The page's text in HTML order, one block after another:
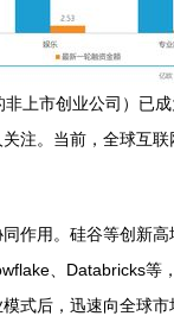
上市创业公司）已
。当前，全球互
作用。硅谷等创新
、Databricks
后，迅速向全球